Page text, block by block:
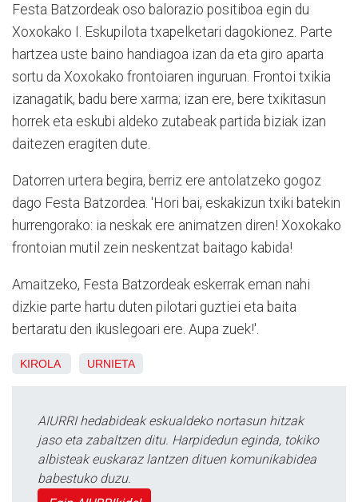
Festa Batzordeak oso balorazio positiboa egin du
Xoxokako I. Eskupilota txapelketari dagokionez. Parte
hartzea uste baino handiagoa izan da eta giro aparta
sortu da Xoxokako frontoiaren inguruan. Frontoi txikia
izanagatik, badu bere xarma; izan ere, bere txikitasun
horrek eta eskubi aldeko zutabeak partida biziak izan
daitezen eragiten dute.
Datorren urtera begira, berriz ere antolatzeko gogoz
dago Festa Batzordea. 'Hori bai, eskakizun txiki batekin
hurrengorako: ia neskak ere animatzen diren! Xoxokako
frontoian mutil zein neskentzat baitago kabida!
Amaitzeko, Festa Batzordeak eskerrak eman nahi
dizkie parte hartu duten pilotari guztiei eta baita
bertaratu den ikuslegoari ere. Aupa zuek!'.
KIROLA URNIETA
AIURRI hedabideak eskualdeko nortasun hitzak
jaso eta zabaltzen ditu. Harpidedun eginda, tokiko
albisteak euskaraz lantzen dituen komunikabidea
babestuko duzu.